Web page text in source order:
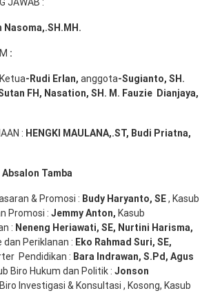
Nasoma,.SH.MH.
:
Ketua-Rudi Erlan, anggota-Sugianto, SH.
FH, Nasation, SH. M. Fauzie Dianjaya,
: HENGKI MAULANA,.ST, Budi Priatna,
Absalon Tamba
& Promosi : Budy Haryanto, SE, Kasub
Promosi : Jemmy Anton, Kasub
: Neneng Heriawati, SE, Nurtini Harisma,
Periklanan : Eko Rahmad Suri, SE,
Pendidikan : Bara Indrawan, S.Pd , Agus
Biro Hukum dan Politik : Jonson
Investigasi & Konsultasi , Kosong, Kasub